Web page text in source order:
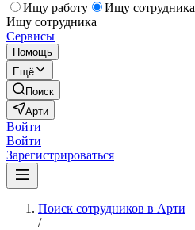
Ищу работу
Ищу сотрудника
Ищу сотрудника
Сервисы
Помощь
Ещё
Поиск
Арти
Войти
Войти
Зарегистрироваться
Поиск сотрудников в Арти
/